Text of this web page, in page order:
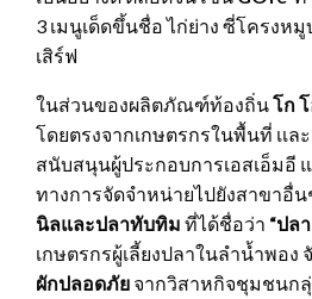
3 เมนูเด็ดขึ้นชื่อ ไก่ย่าง ซี่โครงห
เสิร์ฟ
ในส่วนของผลิตภัณฑ์ท้องถิ่นโก
โดยตรงจากเกษตรกรในพื้นที่ เเล
สนับสนุนผู้ประกอบการเอสเอ็มอี
ทางการจัดจำหน่ายไปยังสาขาอื่น
นิลและปลาทับทิม ที่ได้ชื่อว่า “ปล
เกษตรกรผู้เลี้ยงปลาในลำน้ำพอง
ผักปลอดภัย จากวิสาหกิจชุมชนก